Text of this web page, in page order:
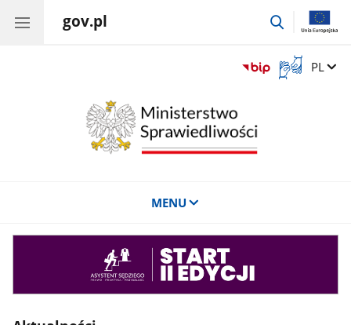
gov.pl
przejdź
Otwórz
okno
Zmień
PL
MENU